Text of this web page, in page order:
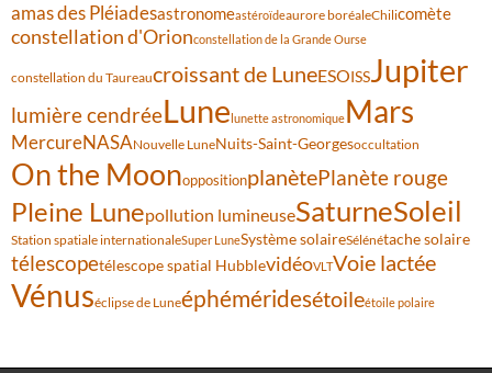
amas des Pléiadesastronomeastéroïdeaurore boréaleChilicomète
constellation d'Orionconstellation de la Grande Ourse
constellation du Taureaucroissant de LuneESOISSJupiter
lumière cendréeLunelunette astronomiqueMars
MercureNASANouvelle LuneNuits-Saint-Georgesoccultation
On the MoonoppositionplanètePlanète rouge
Pleine Lunepollution lumineuseSaturneSoleil
Station spatiale internationaleSuper LuneSystème solaireSélénétache solaire
télescopetélescope spatial HubblevidéoVLTVoie lactée
Vénuséclipse de Luneéphéméridesétoileétoile polaire